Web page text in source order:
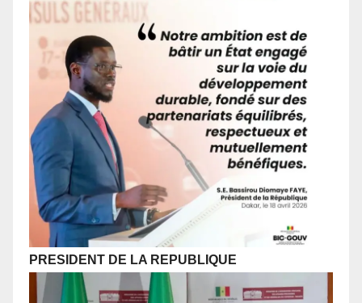
PRESIDENT DE LA REPUBLIQUE